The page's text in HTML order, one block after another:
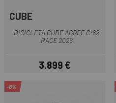
CUBE
BICICLETA CUBE AGREE C:62
RACE 2026
Precio
3.899 €
-8%